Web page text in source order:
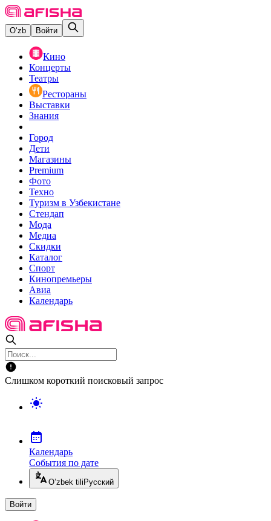
O‘zb Войти
Кино
Концерты
Театры
Рестораны
Выставки
Знания
Город
Дети
Магазины
Premium
Фото
Техно
Туризм в Узбекистане
Стендап
Мода
Медиа
Скидки
Каталог
Спорт
Кинопремьеры
Авиа
Календарь
Слишком короткий поисковый запрос
Календарь
События по дате
O’zbek tili Русский
Войти